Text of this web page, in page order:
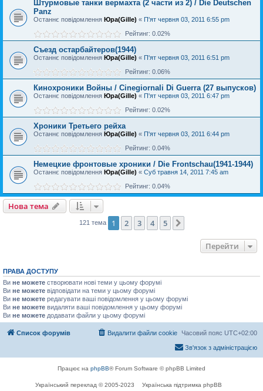
Штурмовые танки вермахта (2 части из 2) / Die Deutschen
Panz
Останнє повідомлення Юра(Gille) « П'ят червня 03, 2011 6:55 pm
Рейтинг: 0.02%
Съезд остарбайтеров(1944)
Останнє повідомлення Юра(Gille) « П'ят червня 03, 2011 6:51 pm
Рейтинг: 0.06%
Кинохроники Войны / Cinegiornali Di Guerra (27 выпусков)
Останнє повідомлення Юра(Gille) « П'ят червня 03, 2011 6:47 pm
Рейтинг: 0.02%
Хроники Третьего рейха
Останнє повідомлення Юра(Gille) « П'ят червня 03, 2011 6:44 pm
Рейтинг: 0.04%
Немецкие фронтовые хроники / Die Frontschau(1941-1944)
Останнє повідомлення Юра(Gille) « Суб травня 14, 2011 7:45 am
Рейтинг: 0.04%
Нова тема
121 тема 1 2 3 4 5
Перейти
ПРАВА ДОСТУПУ
Ви не можете створювати нові теми у цьому форумі
Ви не можете відповідати на теми у цьому форумі
Ви не можете редагувати ваші повідомлення у цьому форумі
Ви не можете видаляти ваші повідомлення у цьому форумі
Ви не можете додавати файли у цьому форумі
Список форумів Часовий пояс UTC+02:00
Видалити файли cookie
Зв'язок з адміністрацією
Працює на phpBB® Forum Software © phpBB Limited
Український переклад © 2005-2023 Українська підтримка phpBB